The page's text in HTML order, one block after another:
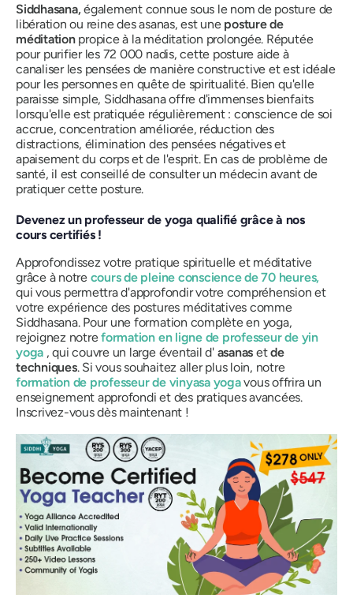
Siddhasana,également connue sous le nom de posture de
libération ou reine des asanas, est une posture de
méditationpropice à la méditation prolongée. Réputée
pour purifier les 72 000 nadis, cette posture aide à
canaliser les pensées de manière constructive et est idéale
pour les personnes en quête de spiritualité. Bien qu'elle
paraisse simple, Siddhasana offre d'immenses bienfaits
lorsqu'elle est pratiquée régulièrement : conscience de soi
accrue, concentration améliorée, réduction des
distractions, élimination des pensées négatives et
apaisement du corps et de l'esprit. En cas de problème de
santé, il est conseillé de consulter un médecin avant de
pratiquer cette posture.
Devenez un professeur de yoga qualifié grâce à nos
cours certifiés !
Approfondissez votre pratique spirituelle et méditative
grâce à notre cours de pleine conscience de 70 heures,
qui vous permettra d'approfondir votre compréhension et
votre expérience des postures méditatives comme
Siddhasana. Pour une formation complète en yoga,
rejoignez notreformation en ligne de professeur de yin
yoga , qui couvre un large éventail d' asanas etde
techniques. Si vous souhaitez aller plus loin, notre
formation de professeur de vinyasa yogavous offrira un
enseignement approfondi et des pratiques avancées.
Inscrivez-vous dès maintenant !